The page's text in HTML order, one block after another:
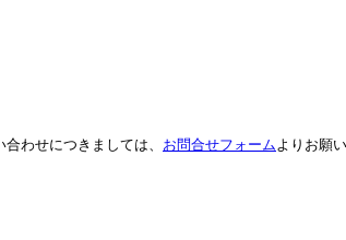
わせにつきましては、 お問合せフォーム よりお願